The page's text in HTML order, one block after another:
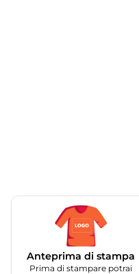
Anteprima di stampa
Prima di stampare potrai